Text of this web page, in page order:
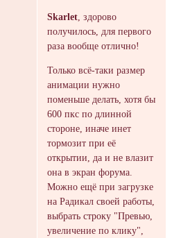
Skarlet , здорово
получилось, для первого
раза вообще отлично!
Только всё-таки размер
анимации нужно
поменьше делать, хотя бы
600 пкс по длинной
стороне, иначе инет
тормозит при её
открытии, да и не влазит
она в экран форума.
Можно ещё при загрузке
на Радикал своей работы,
выбрать строку "Превью,
увеличение по клику",